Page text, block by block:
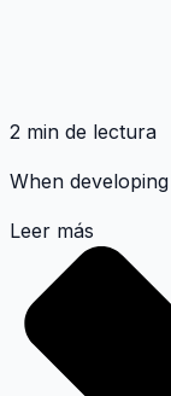
2 min de lectura
When
Leer más